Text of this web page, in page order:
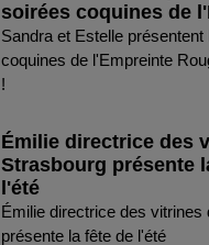
soirées coquines de
Sandra et Estelle présentent
coquines de l'Empreinte
!
Émilie directrice des
Strasbourg présente
l'été
Émilie directrice des vitrines
présente la fête de l'été